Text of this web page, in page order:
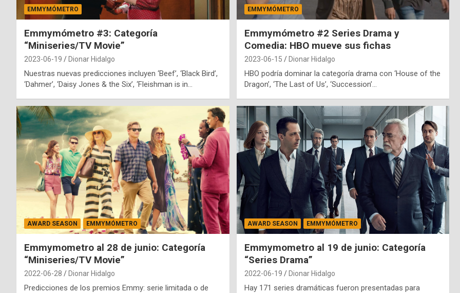
EMMYMÓMETRO
Emmymómetro #3: Categoría
“Miniseries/TV Movie”
2023-06-19 Dionar Hidalgo
Nuestras nuevas predicciones incluyen ‘Beef’, ‘Black Bird’,
‘Dahmer’, ‘Daisy Jones & the Six’, ‘Fleishman is in…
EMMYMÓMETRO
Emmymómetro #2 Series Drama y
Comedia: HBO mueve sus fichas
2023-06-15 Dionar Hidalgo
HBO podría dominar la categoría drama con ‘House of the
Dragon’, ‘The Last of Us’, ‘Succession’…
AWARD SEASON EMMYMÓMETRO
Emmymometro al 28 de junio: Categoría
“Miniseries/TV Movie”
2022-06-28 Dionar Hidalgo
Predicciones de los premios Emmy: serie limitada o de
AWARD SEASON EMMYMÓMETRO
Emmymometro al 19 de junio: Categoría
“Series Drama”
2022-06-19 Dionar Hidalgo
Hay 171 series dramáticas fueron presentadas para